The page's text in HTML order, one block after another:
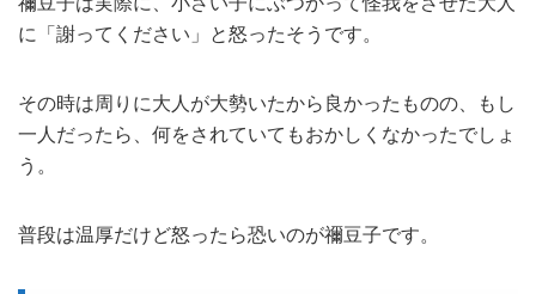
に「謝ってください」と怒ったそうです。
その時は周りに大人が大勢いたから良かったものの、もし
一人だったら、何をされていてもおかしくなかったでしょ
う。
普段は温厚だけど怒ったら恐いのが禰豆子です。